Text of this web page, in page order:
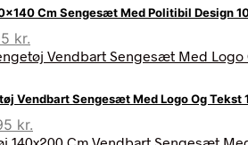
Cm Sengesæt Med Politibil Design
kr..
kr.
aktuelle
er:
149,95 kr..
Vendbart Sengesæt Med Logo Og
kr.
aktuelle